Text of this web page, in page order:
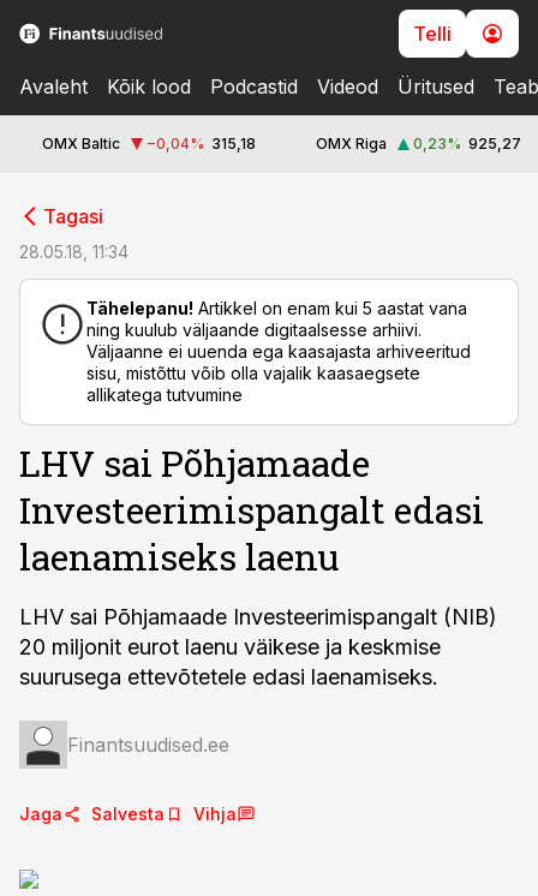
Telli
Avaleht Kõik lood Podcastid Videod Üritused
OMX Baltic −0,04% 315,18 OMX Riga 0,23% 925,27
Tagasi
28.05.18, 11:34
Tähelepanu! Artikkel on enam kui 5 aastat vana
ning kuulub väljaande digitaalsesse arhiivi.
Väljaanne ei uuenda ega kaasajasta arhiveeritud
sisu, mistõttu võib olla vajalik kaasaegsete
allikatega tutvumine
LHV sai Põhjamaade
Investeerimispangalt edasi
laenamiseks laenu
LHV sai Põhjamaade Investeerimispangalt (NIB)
20 miljonit eurot laenu väikese ja keskmise
suurusega ettevõtetele edasi laenamiseks.
Finantsuudised.ee
Jaga Salvesta Vihja